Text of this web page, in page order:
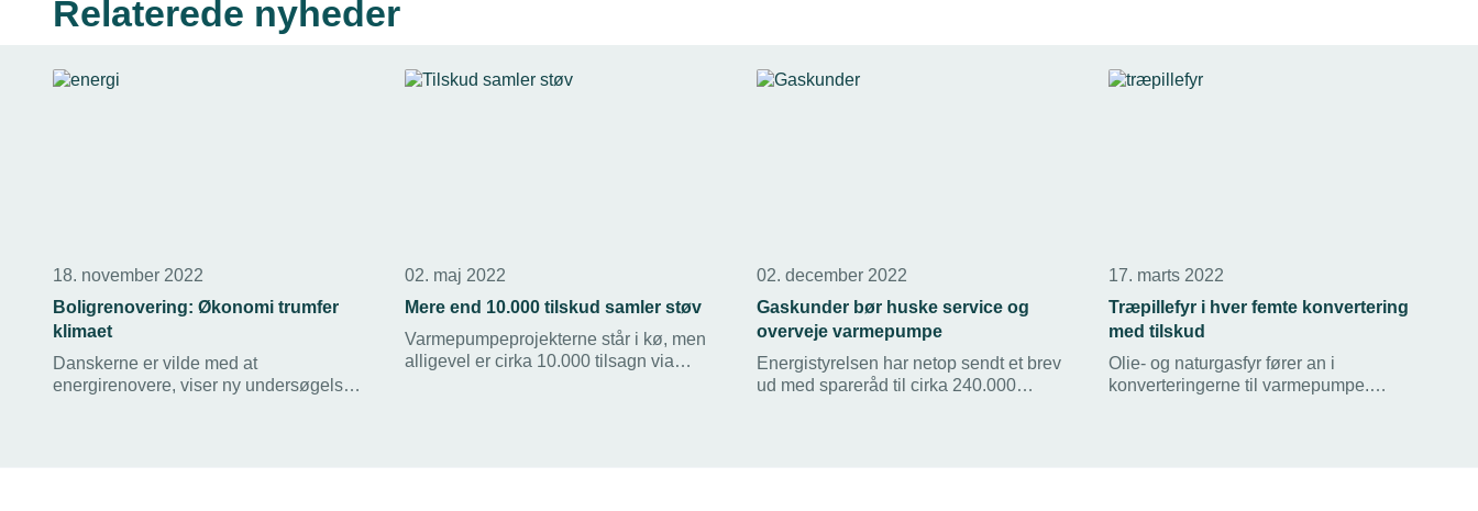
Relaterede nyheder
18. november 2022
Boligrenovering: Økonomi trumfer
klimaet
Danskerne er vilde med at
energirenovere, viser ny undersøgelse,
02. maj 2022
Mere end 10.000 tilskud samler støv
Varmepumpeprojekterne står i kø, men
alligevel er cirka 10.000 tilsagn via
02. december 2022
Gaskunder bør huske service og
overveje varmepumpe
Energistyrelsen har netop sendt et brev
ud med spareråd til cirka 240.000
17. marts 2022
Træpillefyr i hver femte konvertering
med tilskud
Olie- og naturgasfyr fører an i
konverteringerne til varmepumpe.